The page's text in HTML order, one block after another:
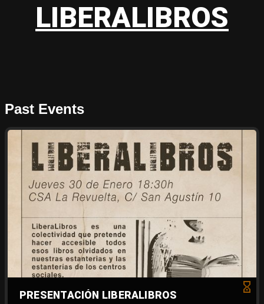
LIBERALIBROS
Past Events
PRESENTACIÓN LIBERALIBROS